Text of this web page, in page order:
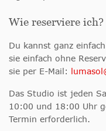
Wie reserviere ich?
Du kannst ganz
sie einfach ohne
sie per E-Mail:
Das Studio ist jeden
10:00 und 18:00 Uhr
Termin erforderlich.